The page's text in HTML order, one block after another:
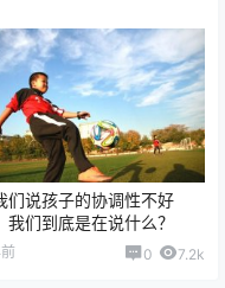
们说孩子的协调性不好
我们到底是在说什么？
0 7.2k